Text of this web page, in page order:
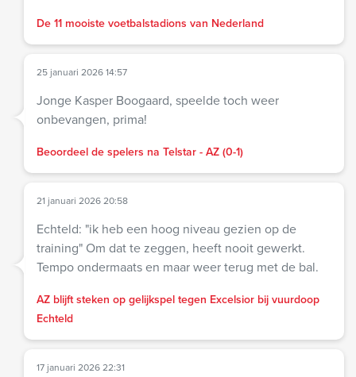
De 11 mooiste voetbalstadions van Nederland
25 januari 2026 14:57
Jonge Kasper Boogaard, speelde toch weer
onbevangen, prima!
Beoordeel de spelers na Telstar - AZ (0-1)
21 januari 2026 20:58
Echteld: "ik heb een hoog niveau gezien op de
training" Om dat te zeggen, heeft nooit gewerkt.
Tempo ondermaats en maar weer terug met de bal.
AZ blijft steken op gelijkspel tegen Excelsior bij vuurdoop
Echteld
17 januari 2026 22:31